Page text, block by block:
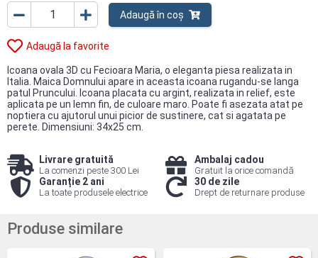
Adaugă în coș
Adaugă la favorite
Icoana ovala 3D cu Fecioara Maria, o eleganta piesa realizata in
Italia. Maica Domnului apare in aceasta icoana rugandu-se langa
patul Pruncului. Icoana placata cu argint, realizata in relief, este
aplicata pe un lemn fin, de culoare maro. Poate fi asezata atat pe
noptiera cu ajutorul unui picior de sustinere, cat si agatata pe
perete. Dimensiuni: 34x25 cm.
Livrare gratuită
La comenzi peste 300 Lei
Ambalaj cadou
Gratuit la orice comandă
Garanție 2 ani
La toate produsele electrice
30 de zile
Drept de returnare produse
Produse similare